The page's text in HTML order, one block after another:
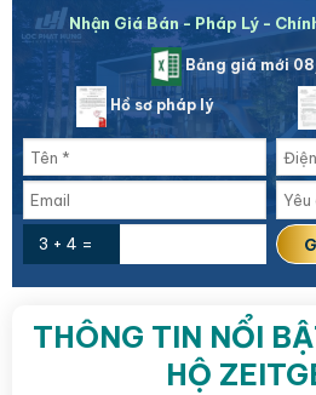
Nhận Giá Bán - Pháp Lý -
Bảng giá mới
Hồ sơ pháp lý
3 + 4 =
THÔNG TIN NỔI
HỘ